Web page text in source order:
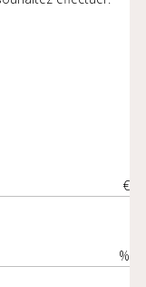
€
%